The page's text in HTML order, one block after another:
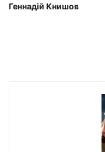
Геннадій Книшов